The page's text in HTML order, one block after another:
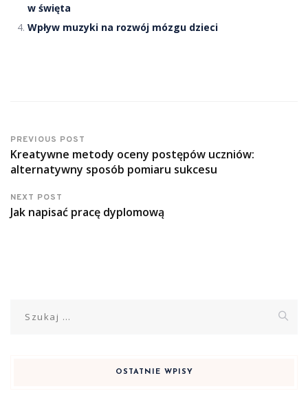
w święta
Wpływ muzyki na rozwój mózgu dzieci
PREVIOUS POST
Kreatywne metody oceny postępów uczniów:
alternatywny sposób pomiaru sukcesu
NEXT POST
Jak napisać pracę dyplomową
OSTATNIE WPISY